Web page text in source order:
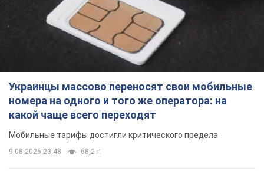
Украинцы массово переносят свои мобильные
номера на одного и того же оператора: на
какой чаще всего переходят
Мобильные тарифы достигли критического предела
9.08.2026 23:48 68,2 т.